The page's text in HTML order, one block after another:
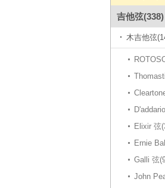
吉他弦(338)
木吉他弦
Elixir 弦
Ernie
Galli 弦
John